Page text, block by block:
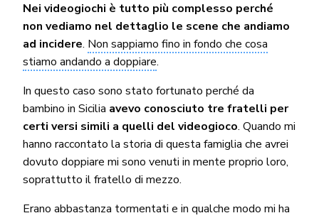
Nei videogiochi è tutto più complesso perché
non vediamo nel dettaglio le scene che andiamo
ad incidere. Non sappiamo fino in fondo che cosa
stiamo andando a doppiare.
In questo caso sono stato fortunato perché da
bambino in Sicilia avevo conosciuto tre fratelli per
certi versi simili a quelli del videogioco. Quando mi
hanno raccontato la storia di questa famiglia che avrei
dovuto doppiare mi sono venuti in mente proprio loro,
soprattutto il fratello di mezzo.
Erano abbastanza tormentati e in qualche modo mi ha